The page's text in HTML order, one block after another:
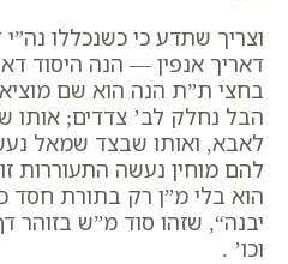
וצריך שתדע כי כשנכללו
דאריך אנפין — הנה היסוד
בחצי ת”ת הנה הוא שם
הבל נחלק לב’ צדדים; אותו
לאבא, ואותו שבצד שמאל
להם מוחין נעשה התעוררות
הוא בלי מ”ן רק בתורת חסד
יבנה“, שזהו סוד מ”ש בזוהר
וכו’ .